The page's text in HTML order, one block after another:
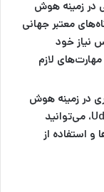
در زمینه هوش
معتبر جهانی
نیاز خود
لازم
در زمینه هوش
تجاری دارد. با شرکت در دوره‌های Udacity، می‌توانید
و استفاده از